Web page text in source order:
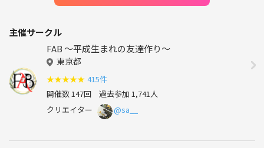
主催サークル
FAB 〜平成生まれの友達作り〜
東京都
★★★★★ 415件
開催数 147回 過去参加 1,741人
クリエイター
@sa__